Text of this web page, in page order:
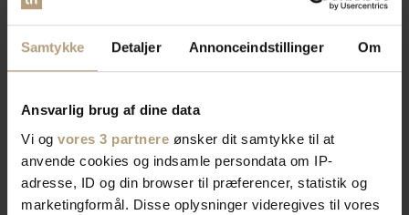
Samtykke Detaljer Annonceindstillinger Om
Ansvarlig brug af dine data
Vi og vores 3 partnere ønsker dit samtykke til at
anvende cookies og indsamle persondata om IP-
adresse, ID og din browser til præferencer, statistik og
marketingformål. Disse oplysninger videregives til vores